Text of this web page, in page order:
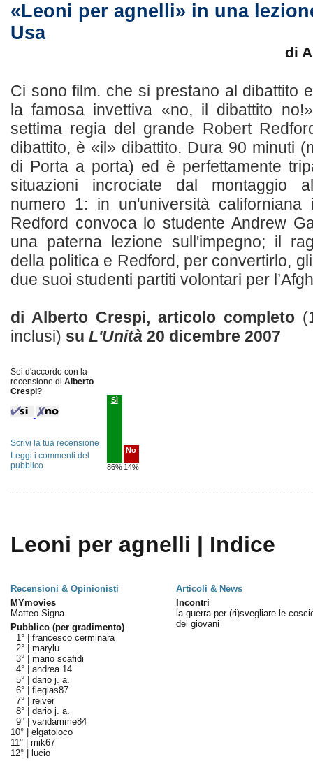
«Leoni per agnelli» in una
Usa
di
Ci sono film. che si prestano al dibattito
la famosa invettiva «no, il dibattito
settima regia del grande Robert
dibattito, è «il» dibattito. Dura 90 minuti
di Porta a porta) ed è perfettamente
situazioni incrociate dal montaggio
numero 1: in un'università californiana
Redford convoca lo studente Andrew
una paterna lezione sull'impegno; il
della politica e Redford, per convertirlo,
due suoi studenti partiti volontari per
di Alberto Crespi, articolo completo
inclusi) su L'Unità 20 dicembre 2007
Sei d'accordo con la
recensione di Alberto
Crespi?
Sì
86%
No
14%
Scrivi la tua recensione
Leggi i commenti del
pubblico
Leoni per agnelli | Indice
Recensioni & Opinionisti
Articoli & News
MYmovies
Matteo Signa
Pubblico (per gradimento)
1° | francesco cerminara
2° | marylu
3° | mario scafidi
4° | andrea 14
5° | dario j. a.
6° | flegias87
7° | reiver
8° | dario j. a.
9° | vandamme84
10° | elgatoloco
11° | mik67
12° |
lucio
Incontri
la guerra per (ri)svegliare le
dei giovani